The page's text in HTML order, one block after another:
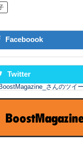
Faceboook
Twitter
さんのツイ